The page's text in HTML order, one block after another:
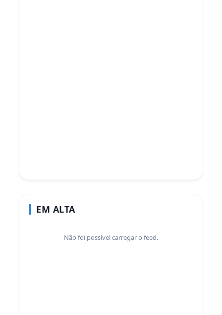
EM ALTA
Não foi possível carregar o feed.